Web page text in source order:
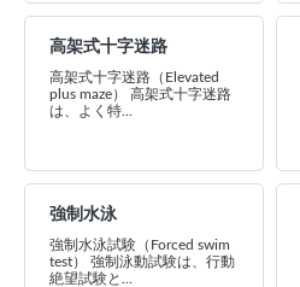
高架式十字迷路
高架式十字迷路（Elevated
plus maze） 高架式十字迷路
は、よく特...
強制水泳
強制水泳試験（Forced swim
test） 強制泳動試験は、行動
絶望試験と...